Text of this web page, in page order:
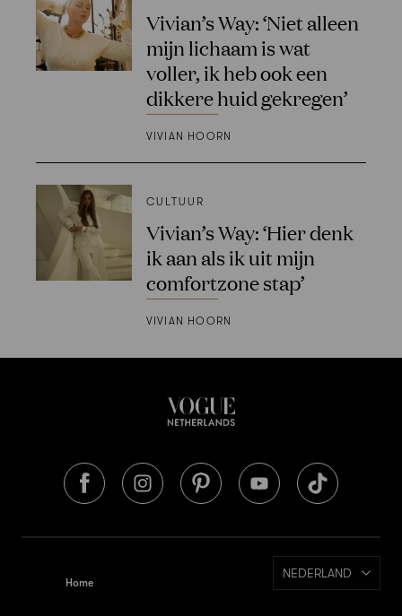
Vivian’s Way: ‘Niet alleen
mijn lichaam is wat
voller, ik heb ook een
dikkere huid gekregen’
VIVIAN HOORN
CULTUUR
Vivian’s Way: ‘Hier denk
ik aan als ik uit mijn
comfortzone stap’
VIVIAN HOORN
Home
NEDERLAND